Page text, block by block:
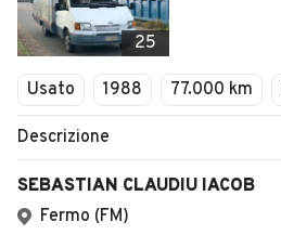
25
Usato 1988 77.000 km
Descrizione
SEBASTIAN CLAUDIU IACOB
Fermo (FM)